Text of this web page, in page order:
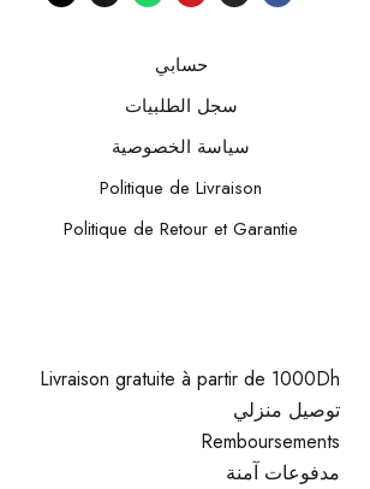
حسابي
سجل الطلبيات
سياسة الخصوصية
Politique de Livraison
Politique de Retour et Garantie
Livraison gratuite à partir de 1000Dh
توصيل منزلي
Remboursements
مدفوعات آمنة